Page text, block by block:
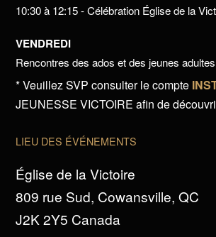
10:30 à 12:15 - Célébration Église de la
VENDREDI
Rencontres des ados et des jeunes adultes
* Veuillez SVP consulter le compte
JEUNESSE VICTOIRE afin de
LIEU DES ÉVÉNEMENTS
Église de la Victoire
809 rue Sud, Cowansville, QC
J2K 2Y5 Canada